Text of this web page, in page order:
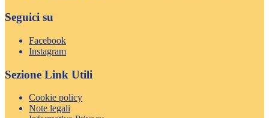
Seguici su
Facebook
Instagram
Sezione Link Utili
Cookie policy
Note legali